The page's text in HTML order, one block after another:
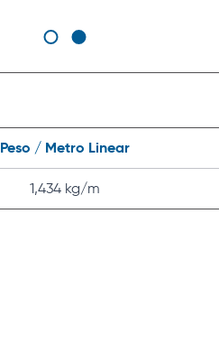
Peso / Metro Linear
1,434 kg/m